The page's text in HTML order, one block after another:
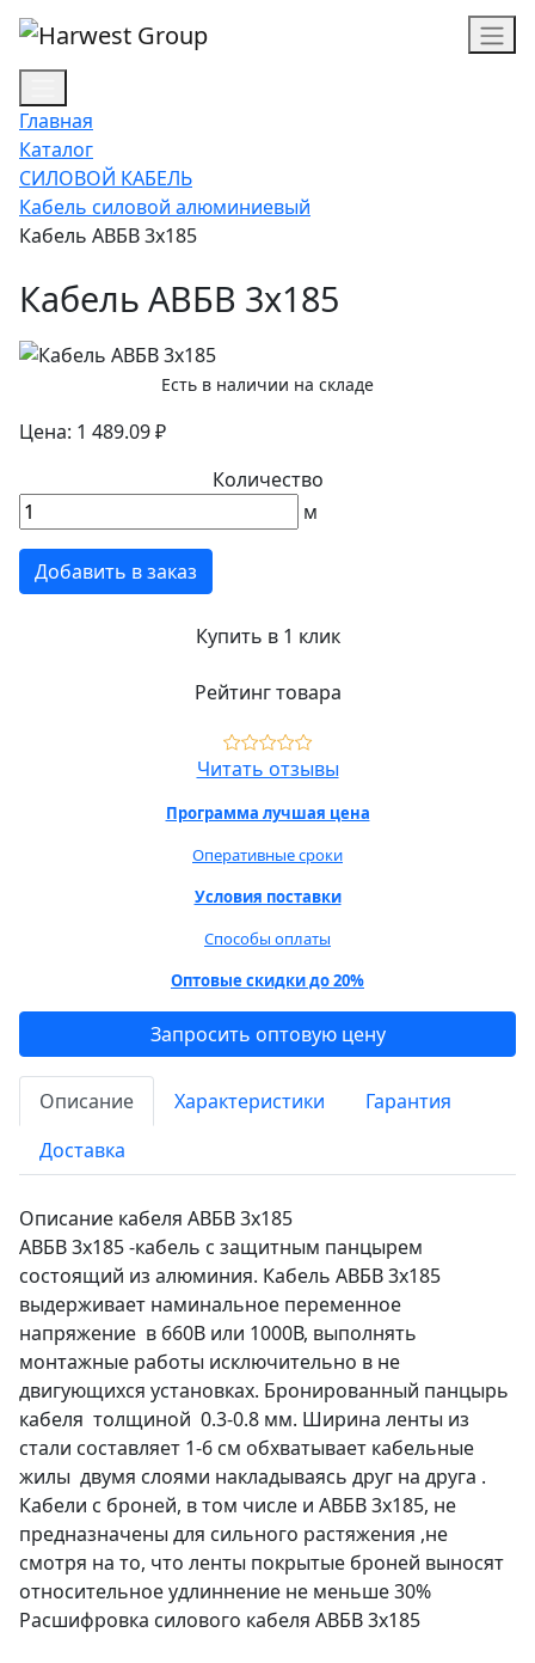
Главная
Каталог
СИЛОВОЙ КАБЕЛЬ
Кабель силовой алюминиевый
Кабель АВБВ 3х185
Кабель АВБВ 3х185
Есть в наличии на складе
Цена: 1 489.09 ₽
Количество
м
Добавить в заказ
Купить в 1 клик
Рейтинг товара
Читать отзывы
Программа лучшая цена
Оперативные сроки
Условия поставки
Способы оплаты
Оптовые скидки до 20%
Запросить оптовую цену
Описание Характеристики
Гарантия
Доставка
Описание кабеля АВБВ 3х185
АВБВ 3х185 -кабель с защитным панцырем
состоящий из алюминия. Кабель АВБВ 3х185
выдерживает наминальное переменное
напряжение в 660В или 1000В, выполнять
монтажные работы исключительно в не
двигующихся установках. Бронированный панцырь
кабеля толщиной 0.3-0.8 мм. Ширина ленты из
стали составляет 1-6 см обхватывает кабельные
жилы двумя слоями накладываясь друг на друга .
Кабели с броней, в том числе и АВБВ 3х185, не
предназначены для сильного растяжения ,не
смотря на то, что ленты покрытые броней выносят
относительное удлиннение не меньше 30%
Расшифровка силового кабеля АВБВ 3х185